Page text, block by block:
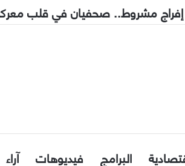
الحكومة
البرامج فيديوهات آراء